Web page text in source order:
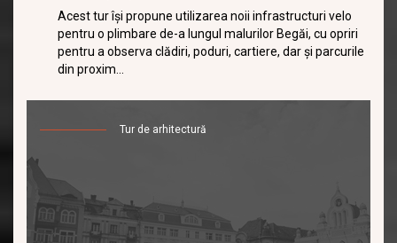
Acest tur îşi propune utilizarea noii infrastructuri velo
pentru o plimbare de-a lungul malurilor Begăi, cu opriri
pentru a observa clădiri, poduri, cartiere, dar şi parcurile
din proxim...
Tur de arhitectură